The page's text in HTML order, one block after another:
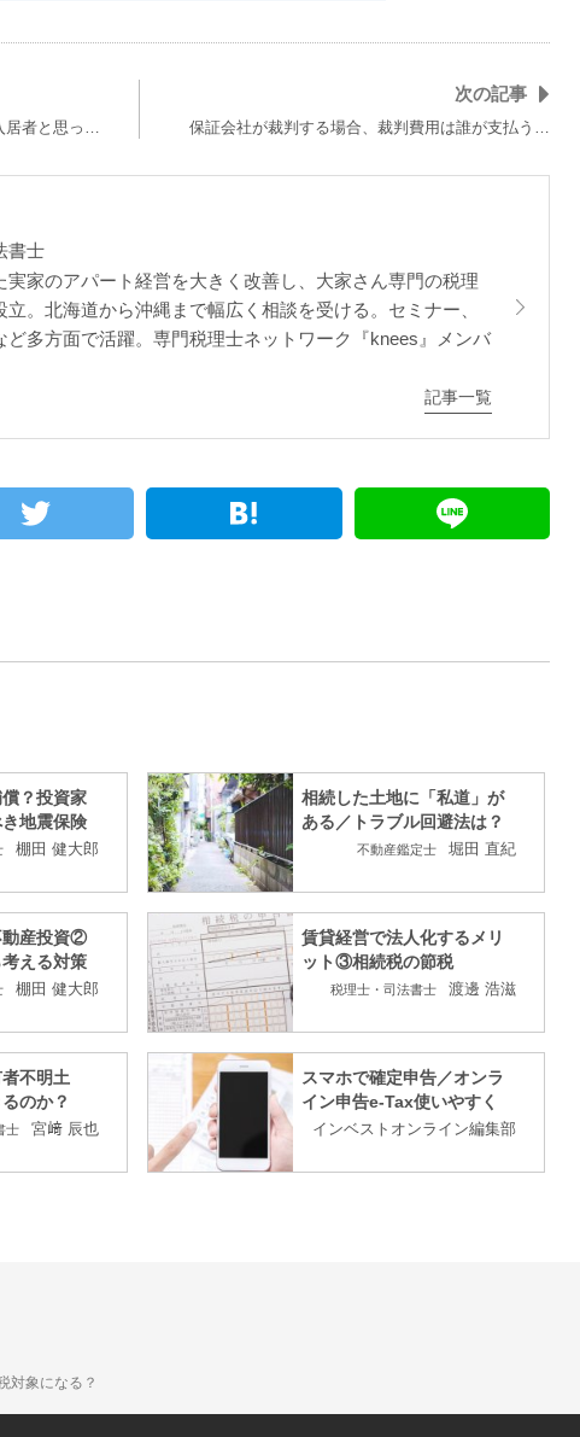
居者と思っ…
次の記事
保証会社が裁判する場合、裁判費用は誰が支払う…
書士
実家のアパート経営を大きく改善し、大家さん専門の税理
立。北海道から沖縄まで幅広く相談を受ける。セミナー、
ど多方面で活躍。専門税理士ネットワーク『knees』メンバ
記事一覧
？投資家
地震保険
棚田 健大郎
相続した土地に「私道」が
ある／トラブル回避法は？
不動産鑑定士 堀田 直紀
動産投資②
える対策
棚田 健大郎
賃貸経営で法人化するメリ
ット③相続税の節税
税理士・司法書士 渡邊 浩滋
不明土
のか？
士 宮﨑 辰也
スマホで確定申告／オンラ
イン申告e-Tax使いやすく
インベストオンライン編集部
対象になる？